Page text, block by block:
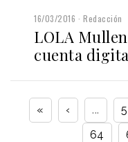
16/03/2016 Redacción
LOLA
cuenta
« ‹ ...
64